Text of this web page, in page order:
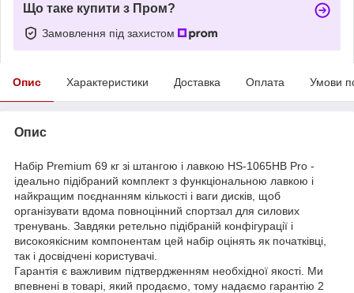
Що таке купити з Пром?
Замовлення під захистом
Опис Характеристики Доставка Оплата Умови
Опис
Набір Premium 69 кг зі штангою і лавкою HS-1065HB Pro -
ідеально підібраний комплект з функціональною лавкою і
найкращим поєднанням кількості і ваги дисків, щоб
організувати вдома повноцінний спортзал для силових
тренувань. Завдяки ретельно підібраній конфігурації і
високоякісним компонентам цей набір оцінять як початківці,
так і досвідчені користувачі.
Гарантія є важливим підтвердженням необхідної якості. Ми
впевнені в товарі, який продаємо, тому надаємо гарантію 2